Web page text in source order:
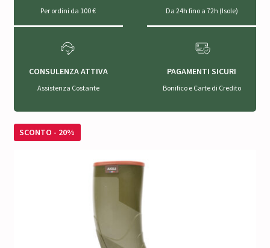
Per ordini da 100 € Da 24h fino a 72h (Isole)
CONSULENZA ATTIVA
Assistenza Costante
PAGAMENTI SICURI
Bonifico e Carte di Credito
SCONTO - 20%